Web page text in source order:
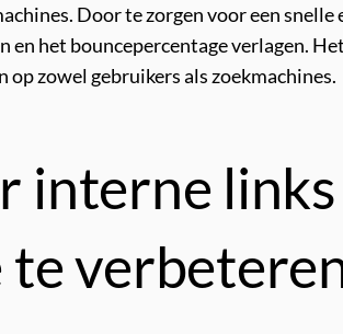
Door te zorgen voor een
en het bouncepercentage verlagen.
zowel gebruikers als zoekmachines.
interne
te